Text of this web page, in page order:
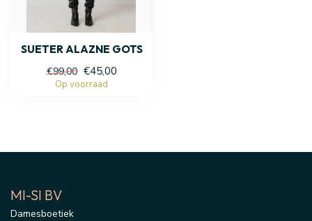
SUETER ALAZNE GOTS
€99,00 €45,00
Op voorraad
MI-SI BV
Damesboetiek